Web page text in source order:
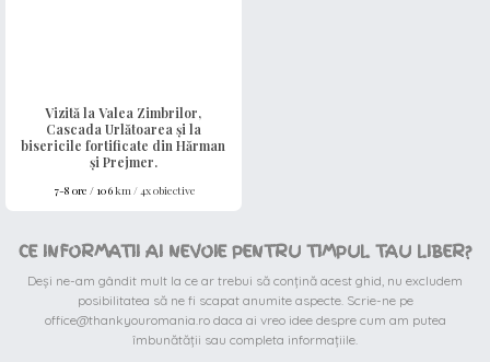
Vizită la Valea Zimbrilor,
Cascada Urlătoarea și la
bisericile fortificate din Hărman
și Prejmer.
7-8 ore /106km / 4x obiective
CE INFORMATII AI NEVOIE PENTRU TIMPUL TAU LIBER?
Deși ne-am gândit mult la ce ar trebui să conțină acest ghid, nu excludem
posibilitatea să ne fi scapat anumite aspecte. Scrie-ne pe
office@thankyouromania.ro daca ai vreo idee despre cum am putea
îmbunătății sau completa informațiile.